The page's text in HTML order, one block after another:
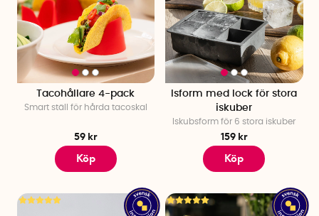
Tacohållare 4-pack
Smart ställ för hårda tacoskal
59 kr
Köp
Isform med lock för stora
iskuber
Iskubsform för 6 stora iskuber
159 kr
Köp